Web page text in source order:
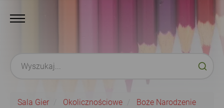
Sala Gier Okolicznościowe
Boże Narodzenie